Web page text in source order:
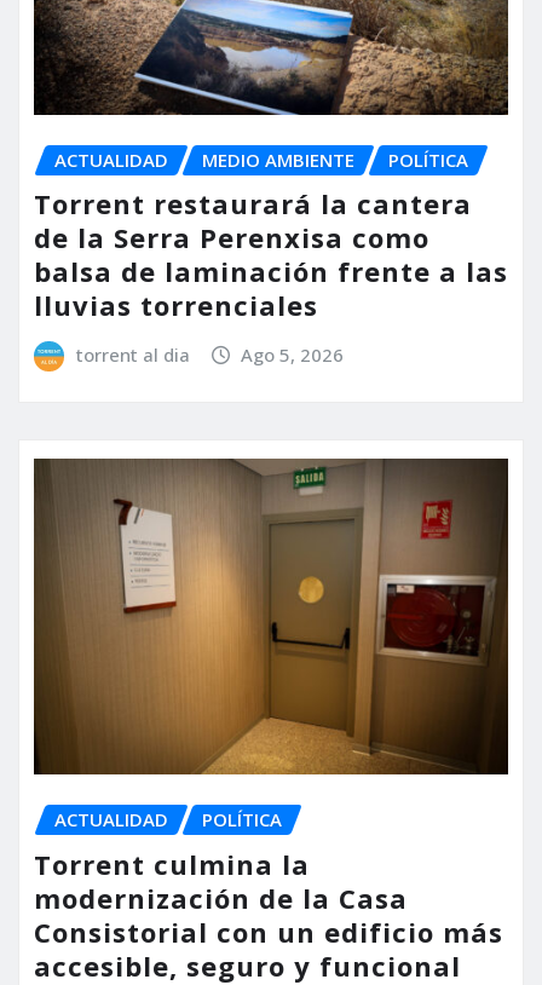
ACTUALIDAD MEDIO AMBIENTE POLÍTICA
Torrent restaurará la cantera
de la Serra Perenxisa como
balsa de laminación frente a las
lluvias torrenciales
torrent al dia Ago 5, 2026
ACTUALIDAD POLÍTICA
Torrent culmina la
modernización de la Casa
Consistorial con un edificio más
accesible, seguro y funcional